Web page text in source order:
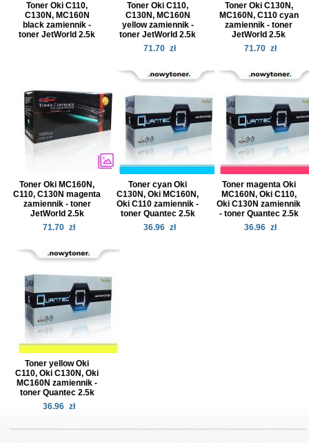
Toner Oki C110,
C130N, MC160N
black zamiennik -
toner JetWorld 2.5k
Toner Oki C110,
C130N, MC160N
yellow zamiennik -
toner JetWorld 2.5k
71.70 zł
Toner Oki C130N,
MC160N, C110 cyan
zamiennik - toner
JetWorld 2.5k
71.70 zł
Toner Oki MC160N,
C110, C130N magenta
zamiennik - toner
JetWorld 2.5k
71.70 zł
Toner cyan Oki
C130N, Oki MC160N,
Oki C110 zamiennik -
toner Quantec 2.5k
36.96 zł
Toner magenta Oki
MC160N, Oki C110,
Oki C130N zamiennik
- toner Quantec 2.5k
36.96 zł
Toner yellow Oki
C110, Oki C130N, Oki
MC160N zamiennik -
toner Quantec 2.5k
36.96 zł